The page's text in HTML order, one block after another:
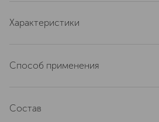
Характеристики
тип кожи
Способ применения
Рекомендуется применять во
Состав